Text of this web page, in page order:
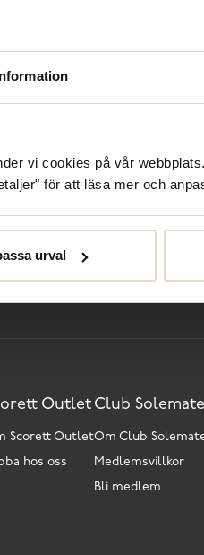
vi cookies på vår
för att läsa mer och
urval
På Scorett Quality Outlet
stil och behov – så passa på
Outlet
sandaletter från olika
som passar alla
Outlet
Scorett Outlet
hos oss
Club Solemate
Om Club
Medlemsvillkor
Bli medlem